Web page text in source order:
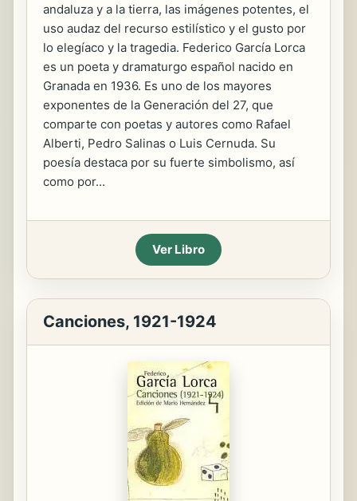
andaluza y a la tierra, las imágenes potentes, el
uso audaz del recurso estilístico y el gusto por
lo elegíaco y la tragedia. Federico García Lorca
es un poeta y dramaturgo español nacido en
Granada en 1936. Es uno de los mayores
exponentes de la Generación del 27, que
comparte con poetas y autores como Rafael
Alberti, Pedro Salinas o Luis Cernuda. Su
poesía destaca por su fuerte simbolismo, así
como por...
Ver Libro
Canciones, 1921-1924